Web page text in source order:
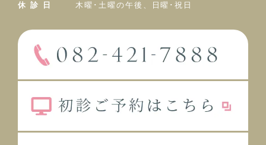
休 診 日
木曜･土曜の午後、日曜･祝日